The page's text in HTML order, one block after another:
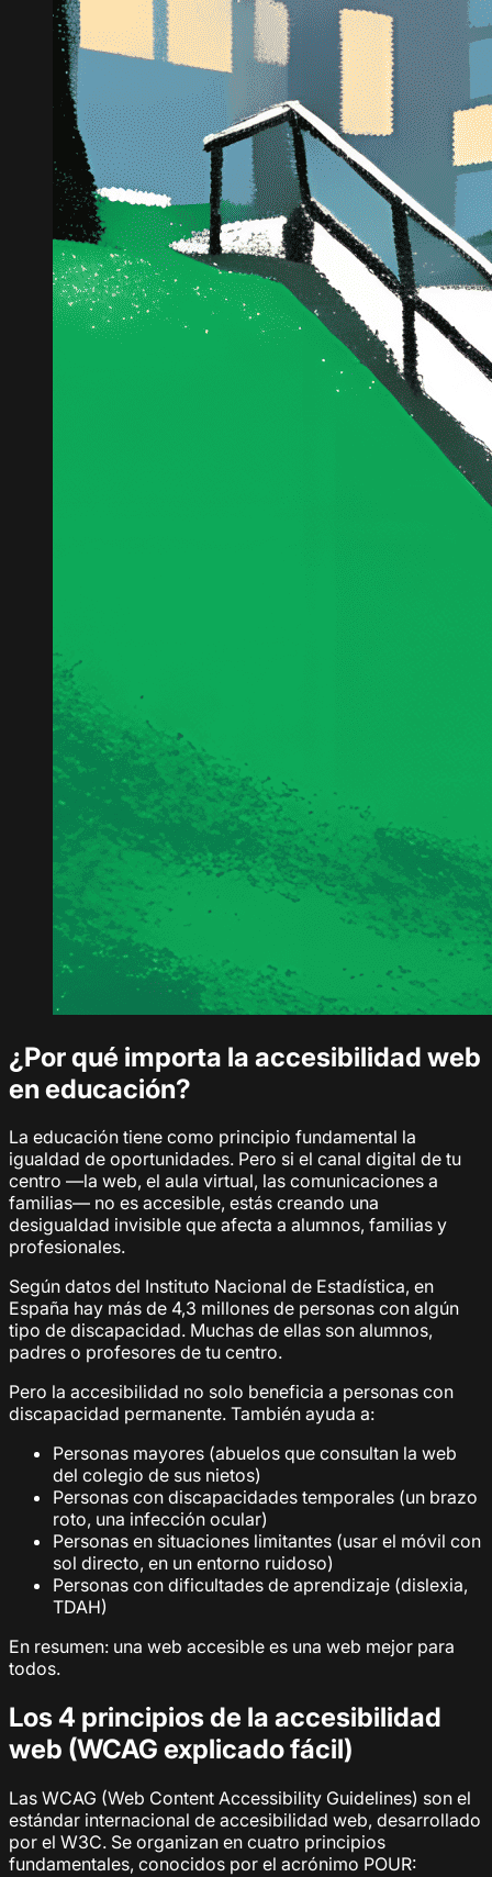
¿Por qué importa la accesibilidad web
en educación?
La educación tiene como principio fundamental la
igualdad de oportunidades. Pero si el canal digital de tu
centro —la web, el aula virtual, las comunicaciones a
familias— no es accesible, estás creando una
desigualdad invisible que afecta a alumnos, familias y
profesionales.
Según datos del Instituto Nacional de Estadística, en
España hay más de 4,3 millones de personas con algún
tipo de discapacidad. Muchas de ellas son alumnos,
padres o profesores de tu centro.
Pero la accesibilidad no solo beneficia a personas con
discapacidad permanente. También ayuda a:
Personas mayores (abuelos que consultan la web
del colegio de sus nietos)
Personas con discapacidades temporales (un brazo
roto, una infección ocular)
Personas en situaciones limitantes (usar el móvil con
sol directo, en un entorno ruidoso)
Personas con dificultades de aprendizaje (dislexia,
TDAH)
En resumen: una web accesible es una web mejor para
todos.
Los 4 principios de la accesibilidad
web (WCAG explicado fácil)
Las WCAG (Web Content Accessibility Guidelines) son el
estándar internacional de accesibilidad web, desarrollado
por el W3C. Se organizan en cuatro principios
fundamentales, conocidos por el acrónimo POUR: